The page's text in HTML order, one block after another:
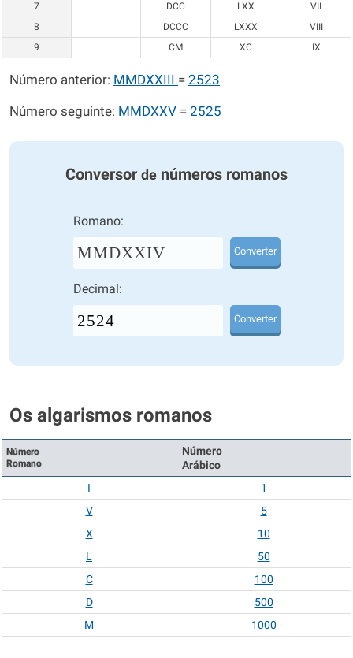
7
DCC LXX
VII
8
DCCC LXXX
VIII
9
CM XC IX
Número anterior: MMDXXIII = 2523
Número seguinte: MMDXXV = 2525
Conversor de números romanos
Romano:
MMDXXIV Converter
Decimal:
Converter
Os algarismos romanos
Número
Romano
Número
Arábico
I
1
V
5
X
10
L
50
C
100
D
500
M
1000